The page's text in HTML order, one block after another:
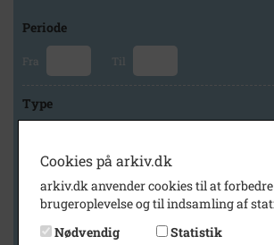
Periode
Fra Til
Type
Arkiv
Holbæk Stadsarkiv
Cookies på arkiv.dk
arkiv.dk anvender cookies til at
brugeroplevelse og til indsamling af
Nødvendig
Statistik